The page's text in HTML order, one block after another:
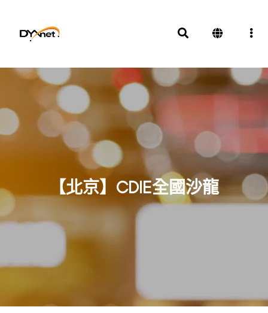
【北京】CDIE全國沙龍